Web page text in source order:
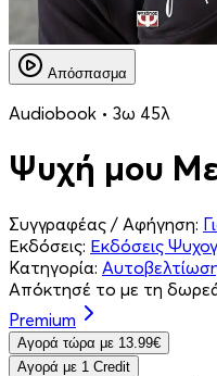
Απόσπασμα
Audiobook • 3ω 45λ
Ψυχή μου
Συγγραφέας / Αφήγηση:
Εκδόσεις: Εκδόσεις
Κατηγορία:
Απόκτησέ το με τη
Premium
Aγορά τώρα με 13.99€
Aγορά με 1 Credit